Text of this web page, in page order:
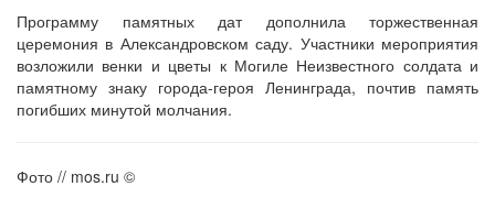
Программу памятных дат дополнила торжественная
церемония в Александровском саду. Участники мероприятия
возложили венки и цветы к Могиле Неизвестного солдата и
памятному знаку города-героя Ленинграда, почтив память
погибших минутой молчания.
Фото // mos.ru ©